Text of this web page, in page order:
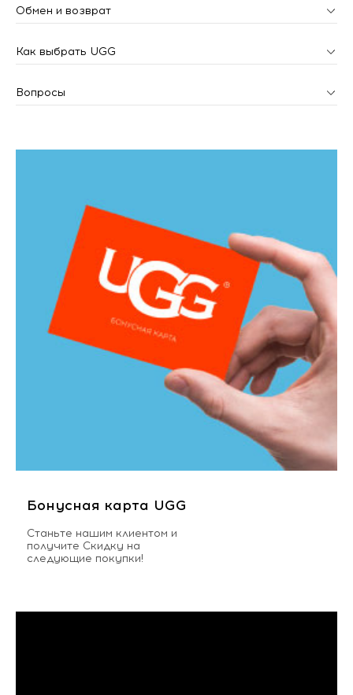
Обмен и возврат
Как выбрать UGG
Вопросы
Бонусная карта UGG
Станьте нашим клиентом и
получите Скидку на
следующие покупки!